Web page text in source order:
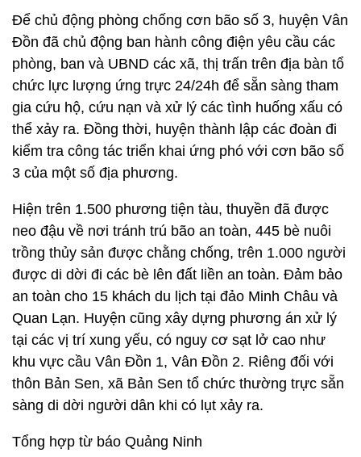
Để chủ động phòng chống cơn bão số 3, huyện Vân
Đồn đã chủ động ban hành công điện yêu cầu các
phòng, ban và UBND các xã, thị trấn trên địa bàn tổ
chức lực lượng ứng trực 24/24h để sẵn sàng tham
gia cứu hộ, cứu nạn và xử lý các tình huống xấu có
thể xảy ra. Đồng thời, huyện thành lập các đoàn đi
kiểm tra công tác triển khai ứng phó với cơn bão số
3 của một số địa phương.
Hiện trên 1.500 phương tiện tàu, thuyền đã được
neo đậu về nơi tránh trú bão an toàn, 445 bè nuôi
trồng thủy sản được chằng chống, trên 1.000 người
được di dời đi các bè lên đất liền an toàn. Đảm bảo
an toàn cho 15 khách du lịch tại đảo Minh Châu và
Quan Lạn. Huyện cũng xây dựng phương án xử lý
tại các vị trí xung yếu, có nguy cơ sạt lở cao như
khu vực cầu Vân Đồn 1, Vân Đồn 2. Riêng đối với
thôn Bản Sen, xã Bản Sen tổ chức thường trực sẵn
sàng di dời người dân khi có lụt xảy ra.
Tổng hợp từ báo Quảng Ninh